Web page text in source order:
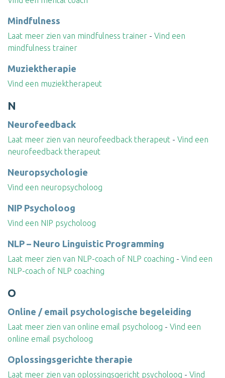
Mindfulness
Laat meer zien van mindfulness trainer - Vind een
mindfulness trainer
Muziektherapie
Vind een muziektherapeut
N
Neurofeedback
Laat meer zien van neurofeedback therapeut - Vind een
neurofeedback therapeut
Neuropsychologie
Vind een neuropsycholoog
NIP Psycholoog
Vind een NIP psycholoog
NLP – Neuro Linguistic Programming
Laat meer zien van NLP-coach of NLP coaching - Vind een
NLP-coach of NLP coaching
O
Online / email psychologische begeleiding
Laat meer zien van online email psycholoog - Vind een
online email psycholoog
Oplossingsgerichte therapie
Laat meer zien van oplossingsgericht psycholoog - Vind